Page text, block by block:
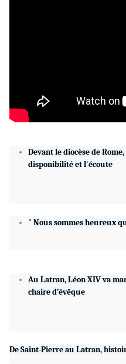
Devant le diocèse de
disponibilité et l'écoute
" Nous sommes heureux
Au Latran, Léon XIV va
chaire d’évêque
De Saint-Pierre au Latran,